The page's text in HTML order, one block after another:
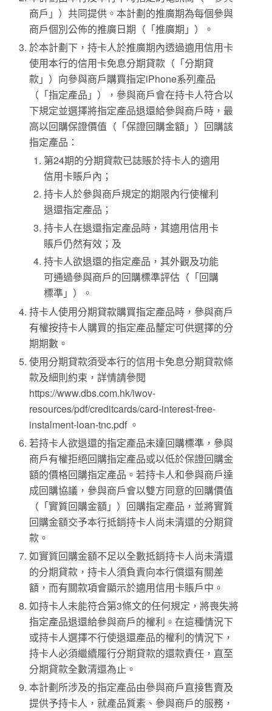
商戶」）共同提供。本計劃的推廣期為每個參與
商戶個別公佈的推廣日期（「推廣期」）。
於本計劃下，持卡人於推廣期內透過適用信用卡
使用本行的信用卡免息分期貸款（「分期貸
款」）向參與商戶購買指定iPhone系列產品
（「指定產品」），參與商戶會在持卡人符合以
下規定並選擇將指定產品退還給參與商戶時，最
高以回購保證價值（「保證回購金額」）回購該
指定產品：
第24期的分期貸款已誌賬於持卡人的適用
信用卡賬戶內；
持卡人於參與商戶規定的期限內行使權利
退還指定產品；
持卡人在退還指定產品時，其適用信用卡
賬戶仍然有效；及
持卡人欲退還的指定產品，其外觀及功能
可通過參與商戶的回購標準評估（「回購
標準」）。
持卡人使用分期貸款購買指定產品時，參與商戶
有權按持卡人購買的指定產品釐定可供選擇的分
期期數。
使用分期貸款須受本行的信用卡免息分期貸款條
款及細則約束，詳情請參閱
https://www.dbs.com.hk/iwov-
resources/pdf/creditcards/card-interest-free-
instalment-loan-tnc.pdf 。
若持卡人欲退還的指定產品未達回購標準，參與
商戶有權拒絕回購指定產品或以低於保證回購金
額的價格回購指定產品。若持卡人和參與商戶達
成回購協議，參與商戶會以雙方同意的回購價值
（「實質回購金額」）回購指定產品，並將實質
回購金額交予本行抵銷持卡人尚未清還的分期貸
款。
如實質回購金額不足以全數抵銷持卡人尚未清還
的分期貸款，持卡人須負責向本行償還有關差
額，而有關款項會顯示於適用信用卡賬戶中。
如持卡人未能符合第3條文的任何規定，將喪失將
指定產品退還給參與商戶的權利。在這種情況下
或持卡人選擇不行使退還產品的權利的情況下，
持卡人必須繼續履行分期貸款的還款責任，直至
分期貸款全數清還為止。
本計劃所涉及的指定產品由參與商戶直接售賣及
提供予持卡人，就產品質素、參與商戶的服務，